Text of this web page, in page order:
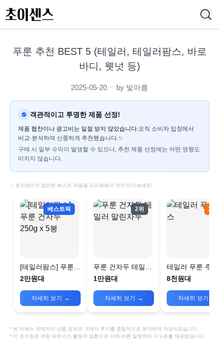
푸룬 추천 BEST 5 (테일러, 테일러팜스, 바로
바디, 웻넛 등)
2025-05-20 ㆍ by 빛아름
객관적이고 투명한 제품 선정!
제품 협찬이나 광고비는 일절 받지 않았습니다.오직 소비자 입장에서
비교·분석하여 신중하게 추천했습니다.✨
구매 시 일부 수익이 발생할 수 있으나, 추천 제품 선정에는 어떤 영향도
미치지 않습니다.
✨ 초이센스가 엄선한 베스트 제품을 프리뷰에서 먼저 만나보세요!
베스트픽
[테일러팜스] 푸룬
건자두 250g x 5봉
2만원대
자세히 보기 →
2위
푸룬 건자두 테일러
말린자두
1만원대
자세히 보기 →
3위
테일러 푸룬 주스
8천원대
자세히 보기
* 본 리뷰는 판매처의 상품 정보와 구매자 후기를 종합적으로 분석하여 작성되었습니다
* 이 포스팅은 쿠팡 파트너스 활동의 일환으로 이에 따른 일정액의 수수료를 제공받습니다.